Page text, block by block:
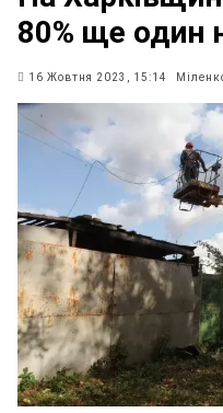
80% ще один
16 Жовтня 2023, 15:14